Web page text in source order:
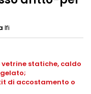
Ifi
vetrine statiche, caldo
di accostamento o